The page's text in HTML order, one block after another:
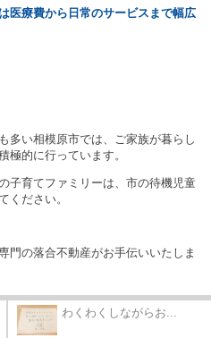
医療費から日常のサービスまで幅広
多い相模原市では、ご家族が暮らし
極的に行っています。
子育てファミリーは、市の待機児童
ください。
門の落合不動産がお手伝いいたしま
わくわくしながらお...